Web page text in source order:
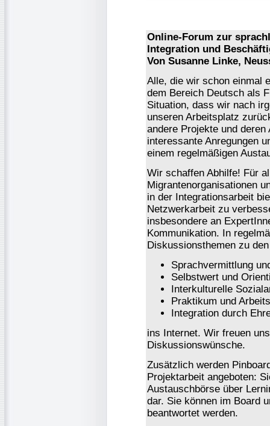
Online-Forum zur
Integration und
Von Susanne Linke,
Alle, die wir schon einmal
dem Bereich Deutsch als
Situation, dass wir nach
unseren Arbeitsplatz
andere Projekte und
interessante Anregungen
einem regelmäßigen
Wir schaffen Abhilfe! Für
Migrantenorganisationen
in der Integrationsarbeit
Netzwerkarbeit zu
insbesondere an
Kommunikation. In
Diskussionsthemen zu
Sprachvermittlung
Selbstwert und
Interkulturelle
Praktikum und
Integration durch
ins Internet. Wir freuen
Diskussionswünsche.
Zusätzlich werden
Projektarbeit angeboten:
Austauschbörse über
dar. Sie können im Board
beantwortet werden.